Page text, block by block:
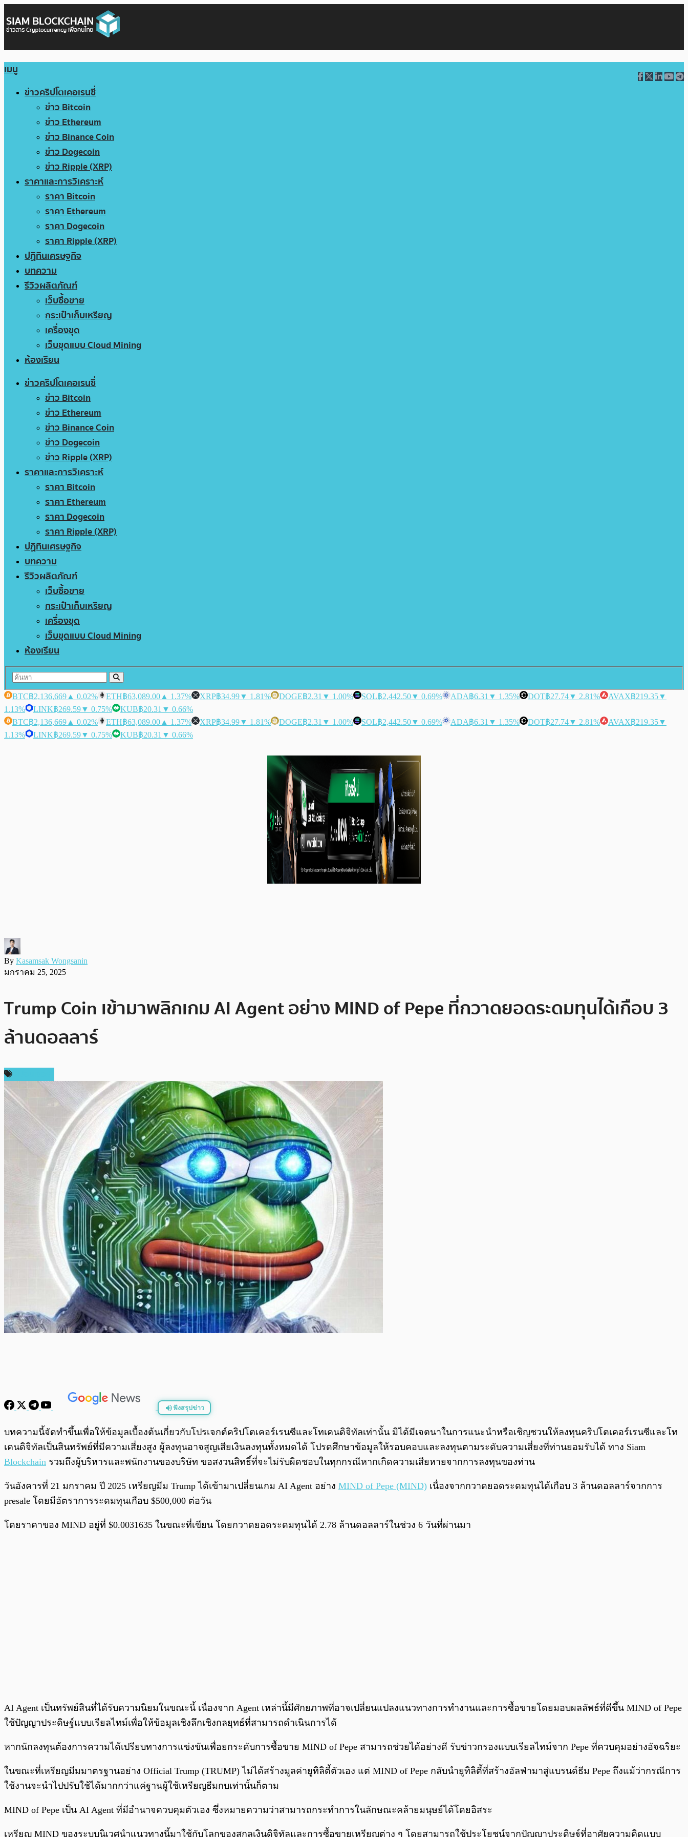
เมนู
ข่าวคริปโตเคอเรนซี่
ข่าว Bitcoin
ข่าว Ethereum
ข่าว Binance Coin
ข่าว Dogecoin
ข่าว Ripple (XRP)
ราคาและการวิเคราะห์
ราคา Bitcoin
ราคา Ethereum
ราคา Dogecoin
ราคา Ripple (XRP)
ปฏิทินเศรษฐกิจ
บทความ
รีวิวผลิตภัณฑ์
เว็บซื้อขาย
กระเป๋าเก็บเหรียญ
เครื่องขุด
เว็บขุดแบบ Cloud Mining
ห้องเรียน
ข่าวคริปโตเคอเรนซี่
ข่าว Bitcoin
ข่าว Ethereum
ข่าว Binance Coin
ข่าว Dogecoin
ข่าว Ripple (XRP)
ราคาและการวิเคราะห์
ราคา Bitcoin
ราคา Ethereum
ราคา Dogecoin
ราคา Ripple (XRP)
ปฏิทินเศรษฐกิจ
บทความ
รีวิวผลิตภัณฑ์
เว็บซื้อขาย
กระเป๋าเก็บเหรียญ
เครื่องขุด
เว็บขุดแบบ Cloud Mining
ห้องเรียน
BTC฿2,136,669 ▲ 0.02% ETH฿63,089.00 ▲ 1.37% XRP฿34.99▼ 1.81% DOGE฿2.31 ▼ 1.00% SOL฿2,442.50▼ 0.69% ADA฿6.31 ▼ 1.35% DOT฿27.74▼ 2.81% AVAX฿219.35▼
1.13%
LINK฿269.59▼ 0.75% KUB฿20.31 ▼ 0.66%
BTC฿2,136,669 ▲ 0.02% ETH฿63,089.00 ▲ 1.37% XRP฿34.99▼ 1.81% DOGE฿2.31 ▼ 1.00% SOL฿2,442.50▼ 0.69% ADA฿6.31 ▼ 1.35% DOT฿27.74▼ 2.81% AVAX฿219.35▼
1.13%
LINK฿269.59▼ 0.75% KUB฿20.31 ▼ 0.66%
By Kasamsak Wongsanin
มกราคม 25, 2025
Trump Coin เข้ามาพลิกเกม AI Agent อย่าง MIND of Pepe ที่กวาดยอดระดมทุนได้เกือบ 3
ล้านดอลลาร์
ฟังสรุปข่าว
พร้อมเล่น 0:00/ 0:00
บทความนี้จัดทำขึ้นเพื่อให้ข้อมูลเบื้องต้นเกี่ยวกับโปรเจกต์คริปโตเคอร์เรนซีและโทเคนดิจิทัลเท่านั้น มิได้มีเจตนาในการแนะนำหรือเชิญชวนให้ลงทุนคริปโตเคอร์เรนซีและโท
เคนดิจิทัลเป็นสินทรัพย์ที่มีความเสี่ยงสูง ผู้ลงทุนอาจสูญเสียเงินลงทุนทั้งหมดได้ โปรดศึกษาข้อมูลให้รอบคอบและลงทุนตามระดับความเสี่ยงที่ท่านยอมรับได้ ทาง Siam
Blockchain รวมถึงผู้บริหารและพนักงานของบริษัท ขอสงวนสิทธิ์ที่จะไม่รับผิดชอบในทุกกรณีหากเกิดความเสียหายจากการลงทุนของท่าน
วันอังคารที่ 21 มกราคม ปี 2025 เหรียญมีม Trump ได้เข้ามาเปลี่ยนเกม AI Agent อย่าง MIND of Pepe (MIND) เนื่องจากกวาดยอดระดมทุนได้เกือบ 3 ล้านดอลลาร์จากการ
presale โดยมีอัตราการระดมทุนเกือบ $500,000 ต่อวัน
โดยราคาของ MIND อยู่ที่ $0.0031635 ในขณะที่เขียน โดยกวาดยอดระดมทุนได้ 2.78 ล้านดอลลาร์ในช่วง 6 วันที่ผ่านมา
AI Agent เป็นทรัพย์สินที่ได้รับความนิยมในขณะนี้ เนื่องจาก Agent เหล่านี้มีศักยภาพที่อาจเปลี่ยนแปลงแนวทางการทำงานและการซื้อขายโดยมอบผลลัพธ์ที่ดีขึ้น MIND of Pepe
ใช้ปัญญาประดิษฐ์แบบเรียลไทม์เพื่อให้ข้อมูลเชิงลึกเชิงกลยุทธ์ที่สามารถดำเนินการได้
หากนักลงทุนต้องการความได้เปรียบทางการแข่งขันเพื่อยกระดับการซื้อขาย MIND of Pepe สามารถช่วยได้อย่างดี รับข่าวกรองแบบเรียลไทม์จาก Pepe ที่ควบคุมอย่างอัจฉริยะ
ในขณะที่เหรียญมีมมาตรฐานอย่าง Official Trump (TRUMP) ไม่ได้สร้างมูลค่ายูทิลิตี้ตัวเอง แต่ MIND of Pepe กลับนำยูทิลิตี้ที่สร้างอัลฟ่ามาสู่แบรนด์ธีม Pepe ถึงแม้ว่ากรณีการ
ใช้งานจะนำไปปรับใช้ได้มากกว่าแค่ฐานผู้ใช้เหรียญธีมกบเท่านั้นก็ตาม
MIND of Pepe เป็น AI Agent ที่มีอำนาจควบคุมตัวเอง ซึ่งหมายความว่าสามารถกระทำการในลักษณะคล้ายมนุษย์ได้โดยอิสระ
เหรียญ MIND ของระบบนิเวศนำแนวทางนี้มาใช้กับโลกของสกุลเงินดิจิทัลและการซื้อขายเหรียญต่าง ๆ โดยสามารถใช้ประโยชน์จากปัญญาประดิษฐ์ที่อาศัยความคิดแบบ